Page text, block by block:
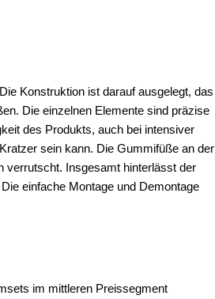
Konstruktion ist darauf ausgelegt, das
Die einzelnen Elemente sind präzise
des Produkts, auch bei intensiver
sein kann. Die Gummifüße an der
verrutscht. Insgesamt hinterlässt der
einfache Montage und Demontage
im mittleren Preissegment